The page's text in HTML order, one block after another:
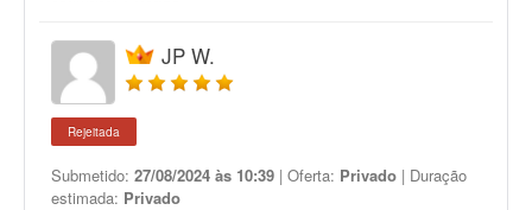
JP W.
Rejeitada
Submetido: 27/08/2024 às 10:39 | Oferta: Privado | Duração
estimada: Privado